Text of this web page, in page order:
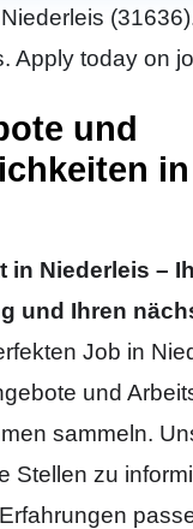
Apply today on
und
in Niederleis –
und Ihren
Job in
und
sammeln.
Stellen zu